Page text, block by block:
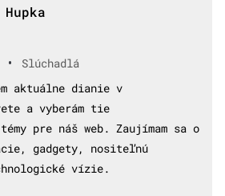
•
Slúchadlá
aktuálne dianie v
a vyberám tie
pre náš web. Zaujímam sa o
gadgety, nositeľnú
vízie.